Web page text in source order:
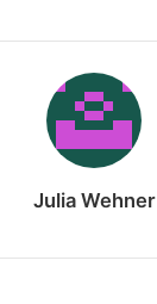
Julia Wehner